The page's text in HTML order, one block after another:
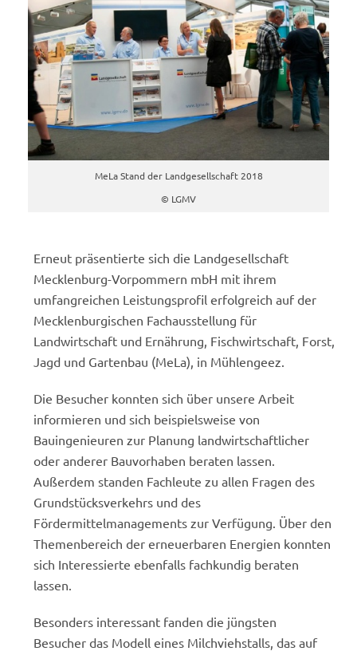
MeLa Stand der Landgesellschaft 2018
© LGMV
Erneut präsentierte sich die Landgesellschaft
Mecklenburg-Vorpommern mbH mit ihrem
umfangreichen Leistungsprofil erfolgreich auf der
Mecklenburgischen Fachausstellung für
Landwirtschaft und Ernährung, Fischwirtschaft, Forst,
Jagd und Gartenbau (MeLa), in Mühlengeez.
Die Besucher konnten sich über unsere Arbeit
informieren und sich beispielsweise von
Bauingenieuren zur Planung landwirtschaftlicher
oder anderer Bauvorhaben beraten lassen.
Außerdem standen Fachleute zu allen Fragen des
Grundstücksverkehrs und des
Fördermittelmanagements zur Verfügung. Über den
Themenbereich der erneuerbaren Energien konnten
sich Interessierte ebenfalls fachkundig beraten
lassen.
Besonders interessant fanden die jüngsten
Besucher das Modell eines Milchviehstalls, das auf